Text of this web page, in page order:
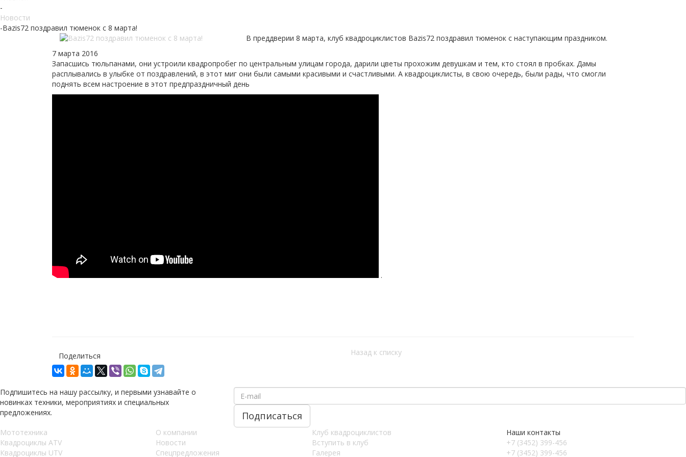
-
Новости
-Bazis72 поздравил тюменок с 8 марта!
В преддверии 8 марта, клуб квадроциклистов Bazis72 поздравил тюменок с наступающим праздником.
7 марта 2016
Запасшись тюльпанами, они устроили квадропробег по центральным улицам города, дарили цветы прохожим девушкам и тем, кто стоял в пробках. Дамы
расплывались в улыбке от поздравлений, в этот миг они были самыми красивыми и счастливыми. А квадроциклисты, в свою очередь, были рады, что смогли
поднять всем настроение в этот предпраздничный день
.
Поделиться Назад к списку
Подпишитесь на нашу рассылку, и первыми узнавайте о
новинках техники, мероприятиях и специальных
предложениях.
Мототехника
Квадроциклы ATV
Квадроциклы UTV
О компании
Новости
Спецпредложения
Клуб квадроциклистов
Вступить в клуб
Галерея
Наши контакты
+7 (3452) 399-456
+7 (3452) 399-456